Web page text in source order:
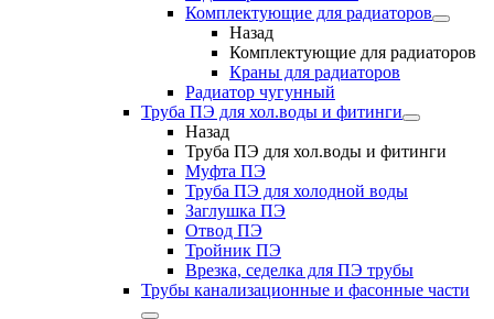
Комплектующие для радиаторов
Назад
Комплектующие для радиаторов
Краны для радиаторов
Радиатор чугунный
Труба ПЭ для хол.воды и фитинги
Назад
Труба ПЭ для хол.воды и фитинги
Муфта ПЭ
Труба ПЭ для холодной воды
Заглушка ПЭ
Отвод ПЭ
Тройник ПЭ
Врезка, седелка для ПЭ трубы
Трубы канализационные и фасонные части